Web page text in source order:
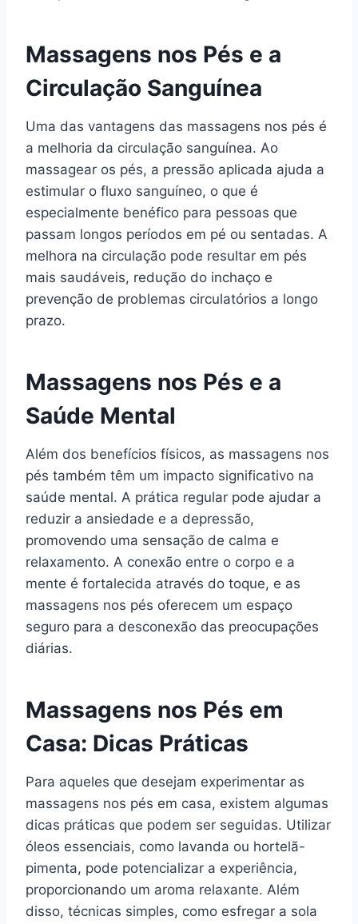
Massagens nos Pés e a
Circulação Sanguínea
Uma das vantagens das massagens nos pés é
a melhoria da circulação sanguínea. Ao
massagear os pés, a pressão aplicada ajuda a
estimular o fluxo sanguíneo, o que é
especialmente benéfico para pessoas que
passam longos períodos em pé ou sentadas. A
melhora na circulação pode resultar em pés
mais saudáveis, redução do inchaço e
prevenção de problemas circulatórios a longo
prazo.
Massagens nos Pés e a
Saúde Mental
Além dos benefícios físicos, as massagens nos
pés também têm um impacto significativo na
saúde mental. A prática regular pode ajudar a
reduzir a ansiedade e a depressão,
promovendo uma sensação de calma e
relaxamento. A conexão entre o corpo e a
mente é fortalecida através do toque, e as
massagens nos pés oferecem um espaço
seguro para a desconexão das preocupações
diárias.
Massagens nos Pés em
Casa: Dicas Práticas
Para aqueles que desejam experimentar as
massagens nos pés em casa, existem algumas
dicas práticas que podem ser seguidas. Utilizar
óleos essenciais, como lavanda ou hortelã-
pimenta, pode potencializar a experiência,
proporcionando um aroma relaxante. Além
disso, técnicas simples, como esfregar a sola